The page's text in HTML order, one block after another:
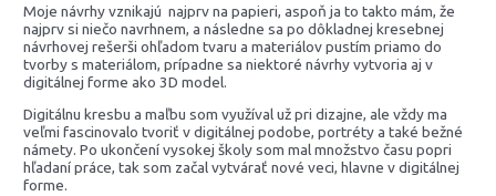
Moje návrhy vznikajú najprv na papieri, aspoň ja to takto mám, že
najprv si niečo navrhnem, a následne sa po dôkladnej kresebnej
návrhovej rešerši ohľadom tvaru a materiálov pustím priamo do
tvorby s materiálom, prípadne sa niektoré návrhy vytvoria aj v
digitálnej forme ako 3D model.
Digitálnu kresbu a maľbu som využíval už pri dizajne, ale vždy ma
veľmi fascinovalo tvoriť v digitálnej podobe, portréty a také bežné
námety. Po ukončení vysokej školy som mal množstvo času popri
hľadaní práce, tak som začal vytvárať nové veci, hlavne v digitálnej
forme.